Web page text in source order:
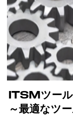
ITSMツール
～最適なツ